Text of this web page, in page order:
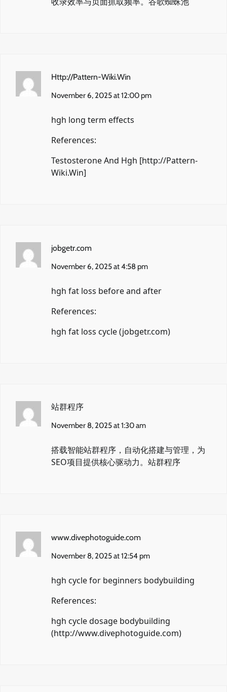
Http://Pattern-Wiki.Win
November 6, 2025 at 12:00 pm
hgh long term effects
References:
Testosterone And Hgh [http://Pattern-
Wiki.Win]
jobgetr.com
November 6, 2025 at 4:58 pm
hgh fat loss before and after
References:
hgh fat loss cycle (jobgetr.com)
站群程序
November 8, 2025 at 1:30 am
搭载智能站群程序，自动化搭建与管理，为
SEO项目提供核心驱动力。 站群程序
www.divephotoguide.com
November 8, 2025 at 12:54 pm
hgh cycle for beginners bodybuilding
References:
hgh cycle dosage bodybuilding
(http://www.divephotoguide.com)